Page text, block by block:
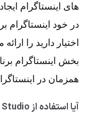
های اینستاگرام
در خود اینستاگرام
اختیار دارید را
بخش اینستاگرام
همزمان در
آیا استفاده از Facebook Creator Studio رایگان است؟